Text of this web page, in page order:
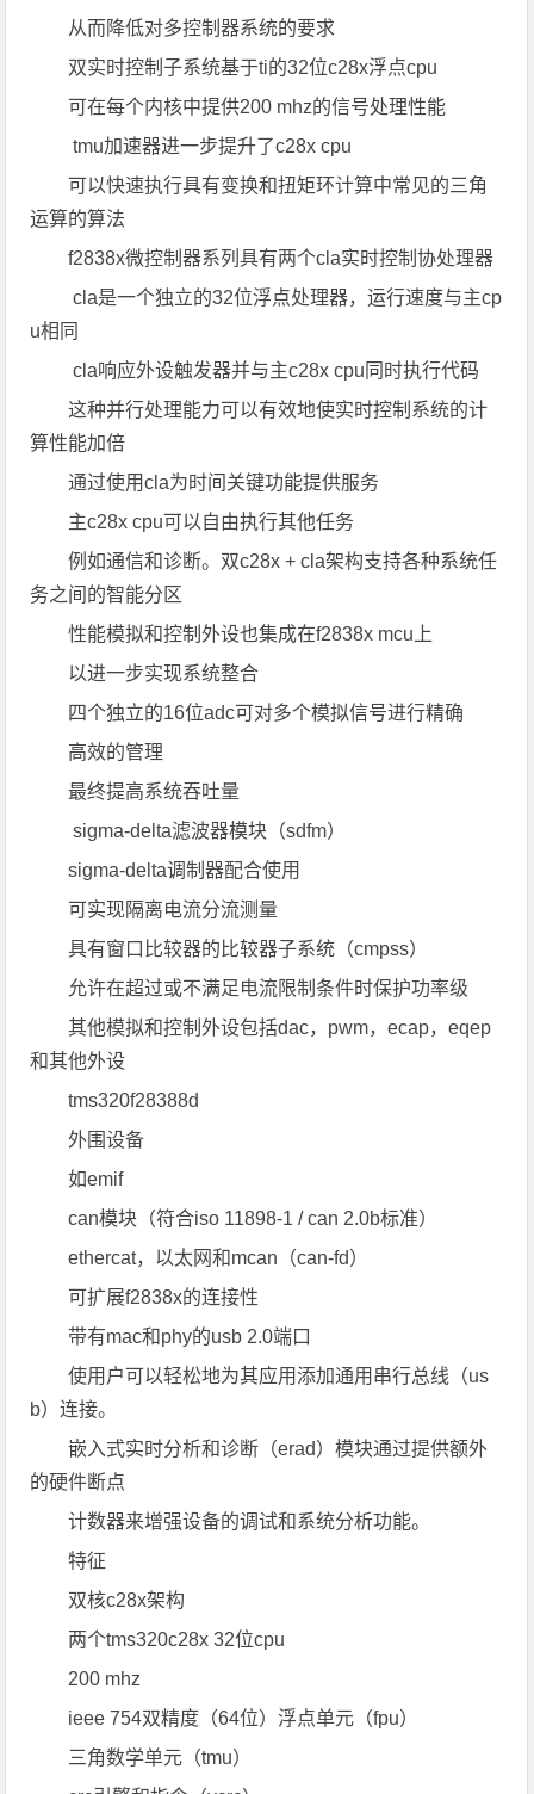
从而降低对多控制器系统的要求
双实时控制子系统基于ti的32位c28x浮点cpu
可在每个内核中提供200 mhz的信号处理性能
tmu加速器进一步提升了c28x cpu
可以快速执行具有变换和扭矩环计算中常见的三角
运算的算法
f2838x微控制器系列具有两个cla实时控制协处理器
cla是一个独立的32位浮点处理器，运行速度与主cp
u相同
cla响应外设触发器并与主c28x cpu同时执行代码
这种并行处理能力可以有效地使实时控制系统的计
算性能加倍
通过使用cla为时间关键功能提供服务
主c28x cpu可以自由执行其他任务
例如通信和诊断。双c28x + cla架构支持各种系统任
务之间的智能分区
性能模拟和控制外设也集成在f2838x mcu上
以进一步实现系统整合
四个独立的16位adc可对多个模拟信号进行精确
高效的管理
最终提高系统吞吐量
sigma-delta滤波器模块（sdfm）
sigma-delta调制器配合使用
可实现隔离电流分流测量
具有窗口比较器的比较器子系统（cmpss）
允许在超过或不满足电流限制条件时保护功率级
其他模拟和控制外设包括dac，pwm，ecap，eqep
和其他外设
tms320f28388d
外围设备
如emif
can模块（符合iso 11898-1 / can 2.0b标准）
ethercat，以太网和mcan（can-fd）
可扩展f2838x的连接性
带有mac和phy的usb 2.0端口
使用户可以轻松地为其应用添加通用串行总线（us
b）连接。
嵌入式实时分析和诊断（erad）模块通过提供额外
的硬件断点
计数器来增强设备的调试和系统分析功能。
特征
双核c28x架构
两个tms320c28x 32位cpu
200 mhz
ieee 754双精度（64位）浮点单元（fpu）
三角数学单元（tmu）